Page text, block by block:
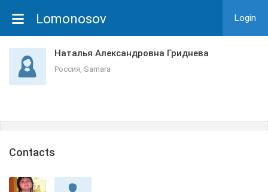
Lomonosov Login
Наталья Александровна Гриднева
Россия, Samara
Сontacts